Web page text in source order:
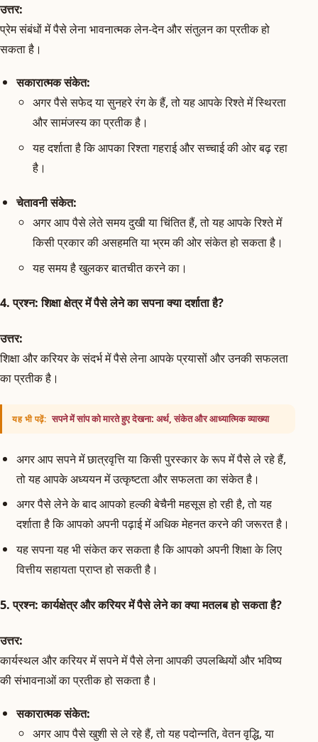
उत्तर:
प्रेम संबंधों में पैसे लेना भावनात्मक लेन-देन और संतुलन का प्रतीक हो
सकता है।
सकारात्मक संकेत:
अगर पैसे सफेद या सुनहरे रंग के हैं, तो यह आपके रिश्ते में स्थिरता
और सामंजस्य का प्रतीक है।
यह दर्शाता है कि आपका रिश्ता गहराई और सच्चाई की ओर बढ़ रहा
है।
चेतावनी संकेत:
अगर आप पैसे लेते समय दुखी या चिंतित हैं, तो यह आपके रिश्ते में
किसी प्रकार की असहमति या भ्रम की ओर संकेत हो सकता है।
यह समय है खुलकर बातचीत करने का।
4.प्रश्न:शिक्षा क्षेत्र में पैसे लेने का सपना क्या दर्शाता है?
उत्तर:
शिक्षा और करियर के संदर्भ में पैसे लेना आपके प्रयासों और उनकी सफलता
का प्रतीक है।
यह भी पढ़ें: सपने में सांप को मारते हुए देखना: अर्थ, संकेत और आध्यात्मिक व्याख्या
अगर आप सपने में छात्रवृत्ति या किसी पुरस्कार के रूप में पैसे ले रहे हैं,
तो यह आपके अध्ययन में उत्कृष्टता और सफलता का संकेत है।
अगर पैसे लेने के बाद आपको हल्की बेचैनी महसूस हो रही है, तो यह
दर्शाता है कि आपको अपनी पढ़ाई में अधिक मेहनत करने की जरूरत है।
यह सपना यह भी संकेत कर सकता है कि आपको अपनी शिक्षा के लिए
वित्तीय सहायता प्राप्त हो सकती है।
5.प्रश्न:कार्यक्षेत्र और करियर में पैसे लेने का क्या मतलब हो सकता है?
उत्तर:
कार्यस्थल और करियर में सपने में पैसे लेना आपकी उपलब्धियों और भविष्य
की संभावनाओं का प्रतीक हो सकता है।
सकारात्मक संकेत:
अगर आप पैसे खुशी से ले रहे हैं, तो यह पदोन्नति, वेतन वृद्धि, या